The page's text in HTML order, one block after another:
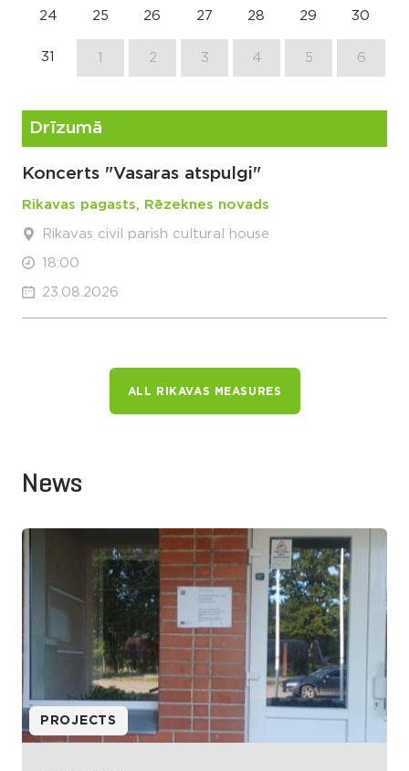
24 25 26 27 28 29 30
31 1 2 3 4 5 6
Drīzumā
Koncerts "Vasaras atspulgi"
Rikavas pagasts, Rēzeknes novads
Rikavas civil parish cultural house
18:00
23.08.2026
ALL RIKAVAS MEASURES
News
PROJECTS